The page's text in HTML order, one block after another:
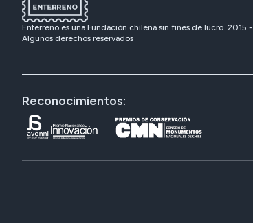
Enterreno es una Fundación chilena sin fines de lucro. 2015 -
Algunos derechos reservados
Reconocimientos: